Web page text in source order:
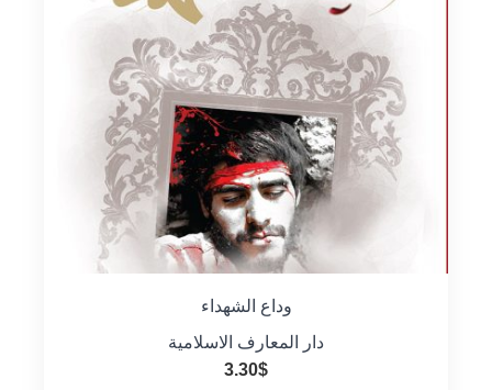
وداع الشهداء
دار المعارف الاسلامية
3.30$